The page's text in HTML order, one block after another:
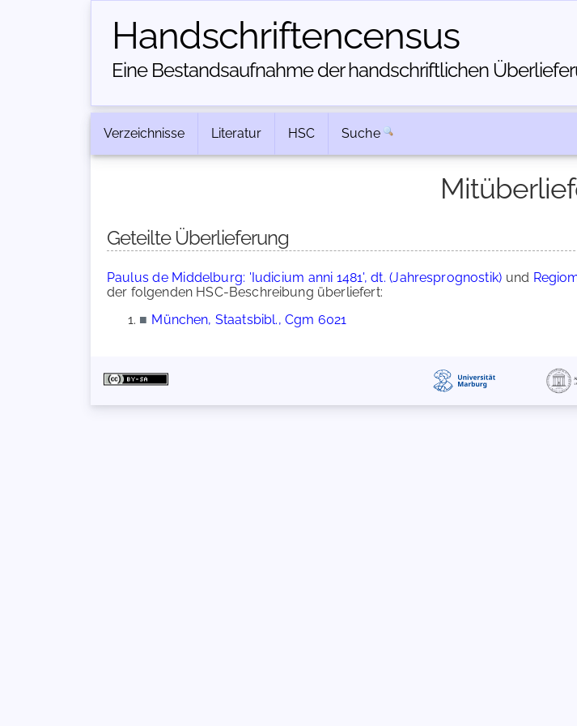
Handschriften­census
Eine Bestandsaufnahme der handschriftlichen
Verzeichnisse Literatur HSC Suche
Geteilte Überlieferung
Paulus de Middelburg: 'Iudicium anni 1481', dt. (Jahresprognostik) und
der folgenden HSC-Beschreibung überliefert:
■ München, Staatsbibl., Cgm 6021